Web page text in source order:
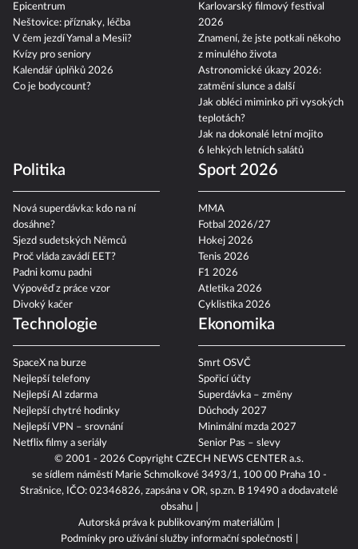
© 2001 - 2026 Copyright CZECH NEWS CENTER a.s.
se sídlem náměstí Marie Schmolkové 3493/1, 100 00 Praha 10 -
Strašnice, IČO: 02346826, zapsána v OR, sp.zn. B 19490 a dodavatelé
obsahu
Autorská práva k publikovaným materiálům
Podmínky pro užívání služby informační společnosti
Epicentrum
Neštovice: příznaky, léčba
V čem jezdí Yamal a Mesii?
Kvízy pro seniory
Kalendář úplňků 2026
Co je bodycount?
Karlovarský filmový festival
2026
Znamení, že jste potkali někoho
z minulého života
Astronomické úkazy 2026:
zatmění slunce a další
Jak obléci miminko při vysokých
teplotách?
Jak na dokonalé letní mojito
6 lehkých letních salátů
Politika
Nová superdávka: kdo na ní
dosáhne?
Sjezd sudetských Němců
Proč vláda zavádí EET?
Padni komu padni
Výpověď z práce vzor
Divoký kačer
Sport 2026
MMA
Fotbal 2026/27
Hokej 2026
Tenis 2026
F1 2026
Atletika 2026
Cyklistika 2026
Technologie
SpaceX na burze
Nejlepší telefony
Nejlepší AI zdarma
Nejlepší chytré hodinky
Nejlepší VPN – srovnání
Netflix filmy a seriály
Ekonomika
Smrt OSVČ
Spořicí účty
Superdávka – změny
Důchody 2027
Minimální mzda 2027
Senior Pas – slevy